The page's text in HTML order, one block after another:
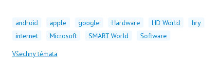
android apple google Hardware HD World
hry
internet
Microsoft SMART World Software
Všechny témata